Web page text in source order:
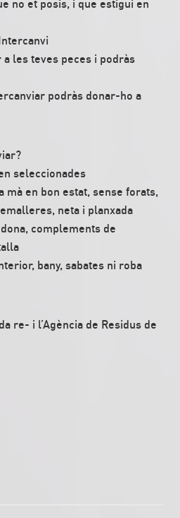
no et posis, i que estigui en
a les teves peces i podràs
podràs donar-ho a
seleccionades
mà en bon estat, sense forats,
neta i planxada
complements de
bany, sabates ni roba
re- i l’Agència de Residus de